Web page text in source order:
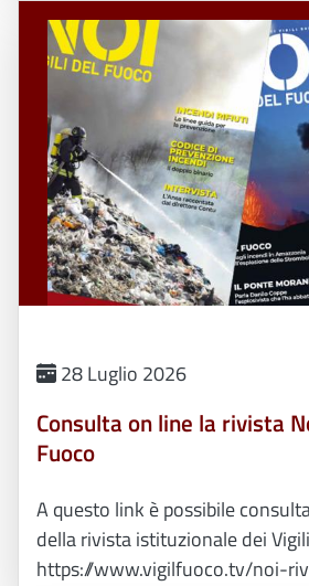
28 Luglio 2026
Consulta on line la rivista
Fuoco
A questo link è possibile
della rivista istituzionale dei
https://www.vigilfuoco.tv/noi-